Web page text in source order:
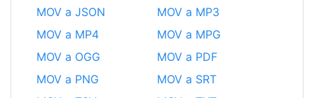
MOV a JSON
MOV a MP3
MOV a MP4
MOV a MPG
MOV a OGG
MOV a PDF
MOV a PNG
MOV a SRT